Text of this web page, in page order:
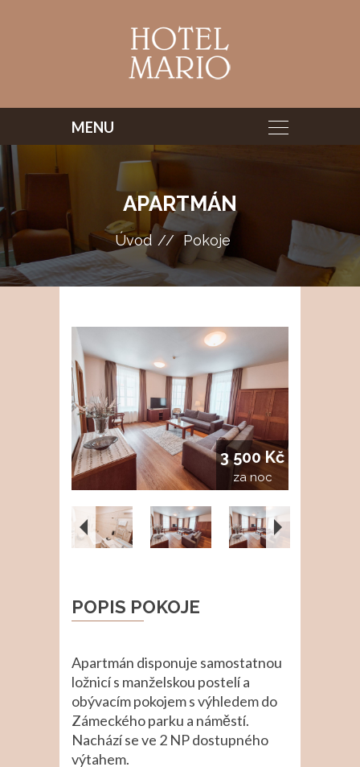
APARTMÁN
Úvod Pokoje
3 500 Kč
za noc
POPIS POKOJE
Apartmán disponuje samostatnou
ložnicí s manželskou postelí a
obývacím pokojem s výhledem do
Zámeckého parku a náměstí.
Nachází se ve 2 NP dostupného
výtahem.